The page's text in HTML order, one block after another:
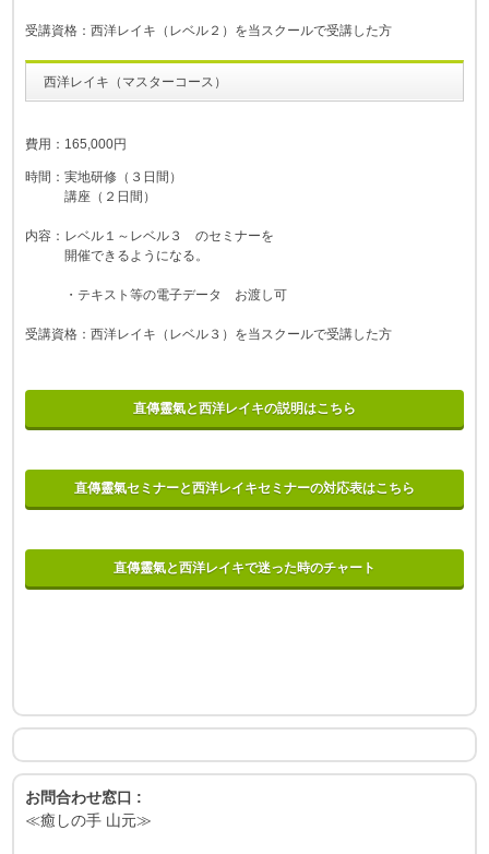
受講資格：西洋レイキ（レベル２）を当スクールで受講した方
西洋レイキ（マスターコース）
費用：165,000円
時間：実地研修（３日間）
講座（２日間）
内容：レベル１～レベル３ のセミナーを
開催できるようになる。
・テキスト等の電子データ お渡し可
受講資格：西洋レイキ（レベル３）を当スクールで受講した方
直傳靈氣と西洋レイキの説明はこちら
直傳靈氣セミナーと西洋レイキセミナーの対応表はこちら
直傳靈氣と西洋レイキで迷った時のチャート
お問合わせ窓口 :
≪癒しの手 山元≫